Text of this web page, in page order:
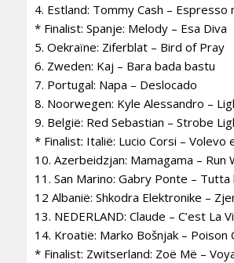
4. Estland: Tommy Cash – Espresso
* Finalist: Spanje: Melody – Esa Diva
5. Oekraïne: Ziferblat – Bird of Pray
6. Zweden: Kaj – Bara bada bastu
7. Portugal: Napa – Deslocado
8. Noorwegen: Kyle Alessandro –
9. België: Red Sebastian – Strobe
* Finalist: Italië: Lucio Corsi – Volevo
10. Azerbeidzjan: Mamagama – Run
11. San Marino: Gabry Ponte – Tutta
12 Albanië: Shkodra Elektronike –
13. NEDERLAND: Claude – C’est La
14. Kroatië: Marko Bošnjak – Poison
* Finalist: Zwitserland: Zoë Më –